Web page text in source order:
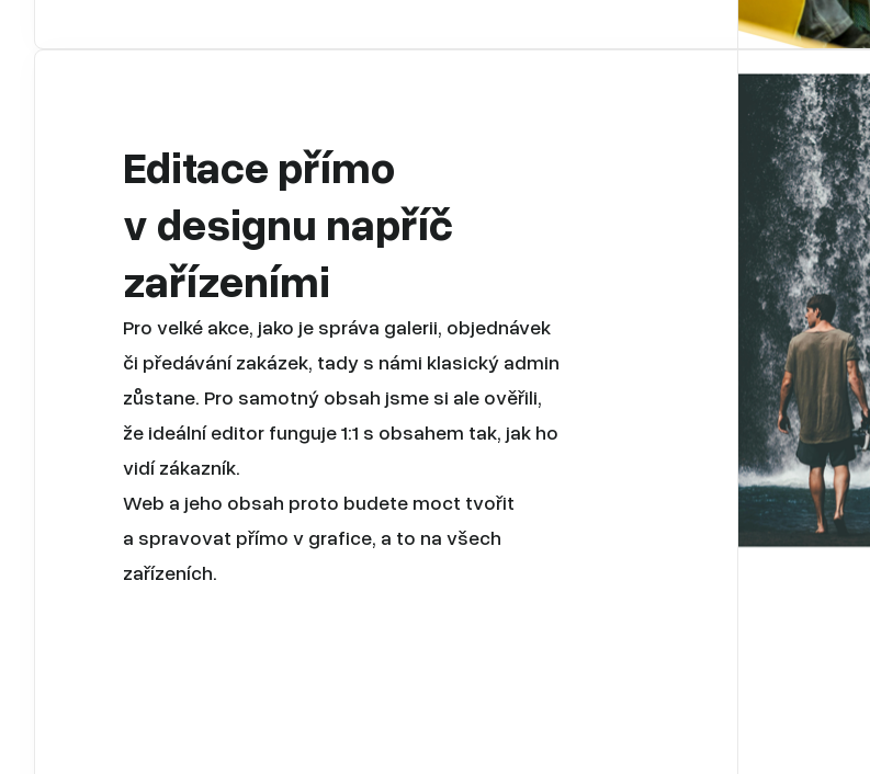
Editace přímo
v designu napříč
zařízeními
Pro velké akce, jako je správa galerii, objednávek
či předávání zakázek, tady s námi klasický admin
zůstane. Pro samotný obsah jsme si ale ověřili,
že ideální editor funguje 1:1 s obsahem tak, jak ho
vidí zákazník.
Web a jeho obsah proto budete moct tvořit
a spravovat přímo v grafice, a to na všech
zařízeních.